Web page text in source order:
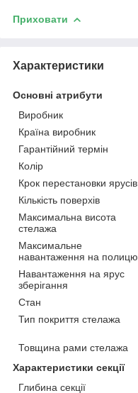
Приховати
Характеристики
Основні атрибути
Виробник
Країна виробник
Гарантійний термін
Колір
Крок перестановки ярусів
Кількість поверхів
Максимальна висота
стелажа
Максимальне
навантаження на полицю
Навантаження на ярус
зберігання
Стан
Тип покриття стелажа
Товщина рами стелажа
Характеристики секції
Глибина секції